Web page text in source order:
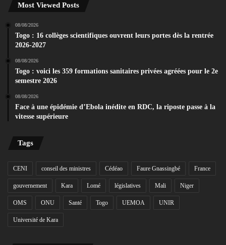
Most Viewed Posts
08/08/2026
Togo : 16 collèges scientifiques ouvrent leurs portes dès la rentrée
2026-2027
08/08/2026
Togo : voici les 359 formations sanitaires privées agréées pour le 2e
semestre 2026
08/08/2026
Face à une épidémie d’Ebola inédite en RDC, la riposte passe à la
vitesse supérieure
Tags
CENI conseil des ministres Cédéao Faure Gnassingbé France
gouvernement Kara Lomé législatives Mali Niger
OMS ONU Santé Togo UEMOA UNIR
Université de Kara